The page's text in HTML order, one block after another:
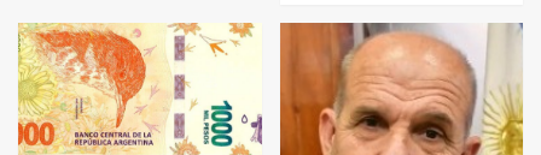
3
en la mañana del lunes
Accidente en Ruta 5: falleció un
joven de Trenque Lauquen